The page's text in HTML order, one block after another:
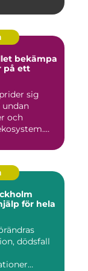
bekämpa
på ett
sig
undan
och
för hela
dödsfall